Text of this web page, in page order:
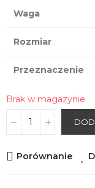
Waga
Rozmiar
Przeznaczenie
Brak w magazynie
Porównanie